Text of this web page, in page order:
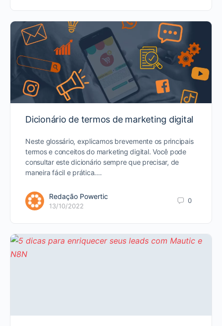
Dicionário de termos de marketing digital
Neste glossário, explicamos brevemente os principais
termos e conceitos do marketing digital. Você pode
consultar este dicionário sempre que precisar, de
maneira fácil e prática.…
Redação Powertic
13/10/2022
0